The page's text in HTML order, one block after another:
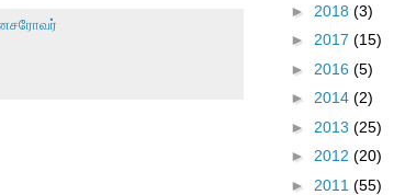
► 2018 (3)
► 2017 (15)
► 2016 (5)
► 2014 (2)
► 2013 (25)
► 2012 (20)
► 2011 (55)